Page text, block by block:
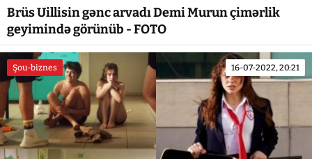
Brüs Uillisin gənc arvadı Demi Murun çimərlik
geyimində görünüb - FOTO
Şou-biznes 16-07-2022, 20:21